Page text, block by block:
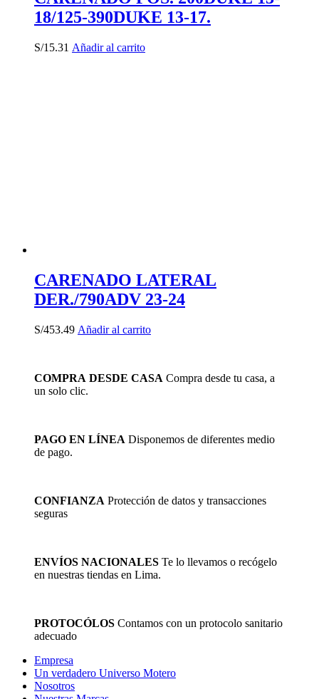
18/125-390DUKE 13-17.
S/15.31 Añadir al carrito
CARENADO LATERAL
DER./790ADV 23-24
S/453.49 Añadir al carrito
COMPRA DESDE CASA Compra desde tu casa, a
un solo clic.
PAGO EN LÍNEA Disponemos de diferentes medio
de pago.
CONFIANZA Protección de datos y transacciones
seguras
ENVÍOS NACIONALES Te lo llevamos o recógelo
en nuestras tiendas en Lima.
PROTOCÓLOS Contamos con un protocolo sanitario
adecuado
Empresa
Un verdadero Universo Motero
Nosotros